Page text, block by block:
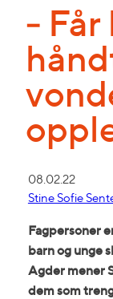
‒
08.02.22
Stine Sofie
Fagpersoner
barn og unge
Agder mener
dem som